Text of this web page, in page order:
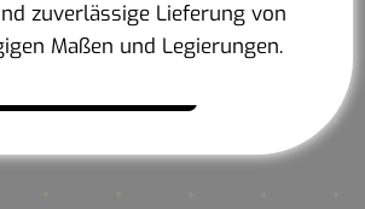
zuverlässige Lieferung von
Maßen und Legierungen.